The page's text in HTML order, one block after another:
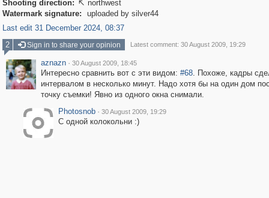
Shooting direction:  northwest
Watermark signature:
uploaded by silver44
Last edit 31 December 2024, 08:37
2
Sign in to share your opinion Latest comment: 30 August 2009, 19:29
aznazn · 30 August 2009, 18:45
Интересно сравнить вот с эти видом: #68. Похоже, кадры
интервалом в несколько минут. Надо хотя бы на один дом
точку съемки! Явно из одного окна снимали.
Photosnob · 30 August 2009, 19:29
С одной колокольни :)